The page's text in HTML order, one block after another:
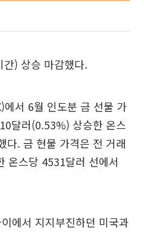
) 상승 마감했다.
에서 6월 인도분 금 선물 가
달러(0.53%) 상승한 온스
다. 금 현물 가격은 전 거래
온스당 4531달러 선에서
에서 지지부진하던 미국과